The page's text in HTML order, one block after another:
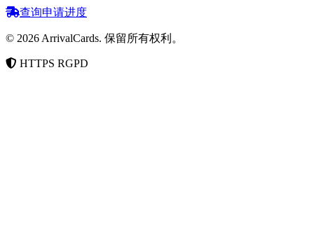
查询申请进度
© 2026 ArrivalCards. 保留所有权利。
HTTPS RGPD